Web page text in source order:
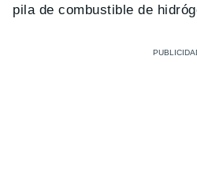
pila de combustible de